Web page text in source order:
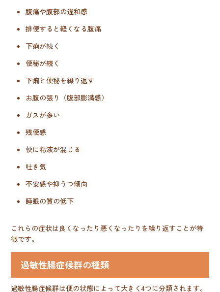
腹痛や腹部の違和感
排便すると軽くなる腹痛
下痢が続く
便秘が続く
下痢と便秘を繰り返す
お腹の張り（腹部膨満感）
ガスが多い
残便感
便に粘液が混じる
吐き気
不安感や抑うつ傾向
睡眠の質の低下
これらの症状は良くなったり悪くなったりを繰り返すことが特
徴です。
過敏性腸症候群の種類
過敏性腸症候群は便の状態によって大きく4つに分類されます。